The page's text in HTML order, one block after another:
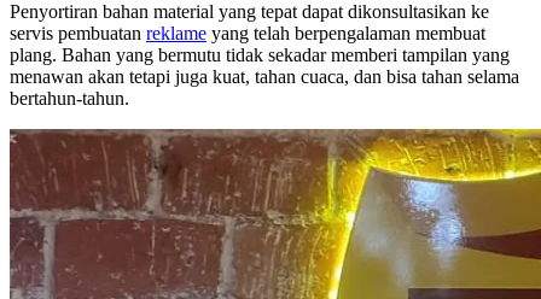
Penyortiran bahan material yang tepat dapat dikonsultasikan ke
servis pembuatan reklame yang telah berpengalaman membuat
plang. Bahan yang bermutu tidak sekadar memberi tampilan yang
menawan akan tetapi juga kuat, tahan cuaca, dan bisa tahan selama
bertahun-tahun.